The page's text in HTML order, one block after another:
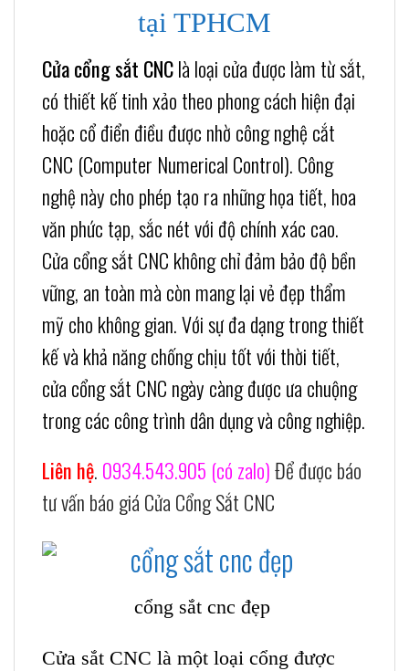
tại TPHCM
Cửa cổng sắt CNClà loại cửa được làm từ sắt,
có thiết kế tinh xảo theo phong cách hiện đại
hoặc cổ điển điều được nhờ công nghệ cắt
CNC (Computer Numerical Control). Công
nghệ này cho phép tạo ra những họa tiết, hoa
văn phức tạp, sắc nét với độ chính xác cao.
Cửa cổng sắt CNC không chỉ đảm bảo độ bền
vững, an toàn mà còn mang lại vẻ đẹp thẩm
mỹ cho không gian. Với sự đa dạng trong thiết
kế và khả năng chống chịu tốt với thời tiết,
cửa cổng sắt CNC ngày càng được ưa chuộng
trong các công trình dân dụng và công nghiệp.
Liên hệ. 0934.543.905 (có zalo)Để được báo
tư vấn báo giá Cửa Cổng Sắt CNC
cổng sắt cnc đẹp
Cửa sắt CNC là một loại cổng được